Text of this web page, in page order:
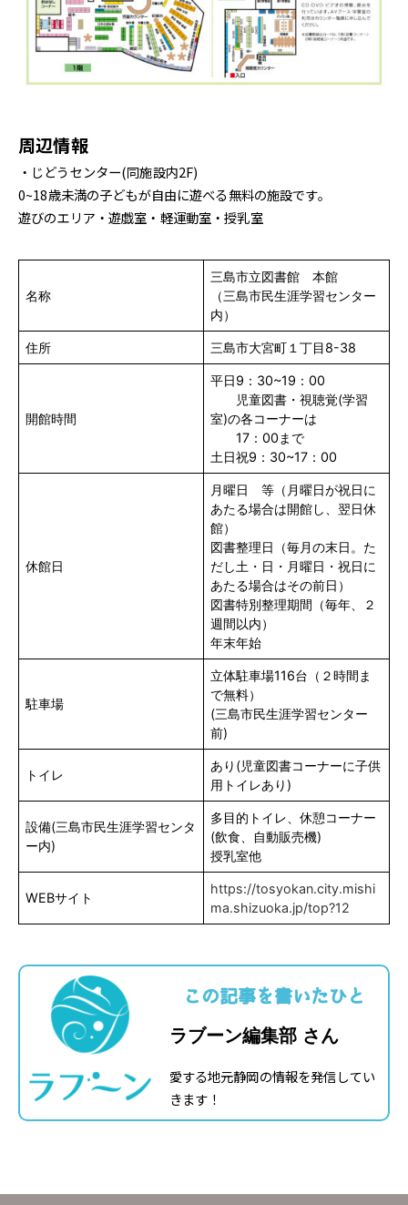
周辺情報
・じどうセンター(同施設内2F)
0~18歳未満の子どもが自由に遊べる無料の施設です。
遊びのエリア・遊戯室・軽運動室・授乳室
名称
三島市立図書館 本館
（三島市民生涯学習センター
内）
住所 三島市大宮町１丁目8-38
開館時間
平日9：30~19：00
児童図書・視聴覚(学習
室)の各コーナーは
17：00まで
土日祝9：30~17：00
休館日
月曜日 等（月曜日が祝日に
あたる場合は開館し、翌日休
館）
図書整理日（毎月の末日。た
だし土・日・月曜日・祝日に
あたる場合はその前日）
図書特別整理期間（毎年、２
週間以内）
年末年始
駐車場
立体駐車場116台（２時間ま
で無料）
(三島市民生涯学習センター
前)
トイレ
あり(児童図書コーナーに子供
用トイレあり)
設備(三島市民生涯学習センタ
ー内)
多目的トイレ、休憩コーナー
(飲食、自動販売機)
授乳室他
WEBサイト
https://tosyokan.city.mishi
ma.shizuoka.jp/top?12
この記事を書いたひと
ラブーン編集部 さん
愛する地元静岡の情報を発信してい
きます！